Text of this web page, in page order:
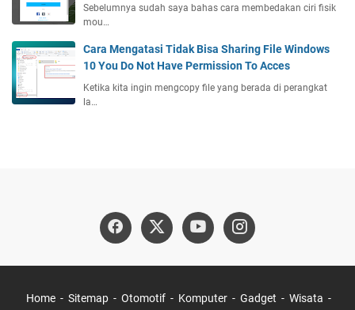
Sebelumnya sudah saya bahas cara membedakan ciri fisik
mou…
Cara Mengatasi Tidak Bisa Sharing File Windows
10 You Do Not Have Permission To Acces
Ketika kita ingin mengcopy file yang berada di perangkat
la…
Home Sitemap Otomotif Komputer Gadget Wisata